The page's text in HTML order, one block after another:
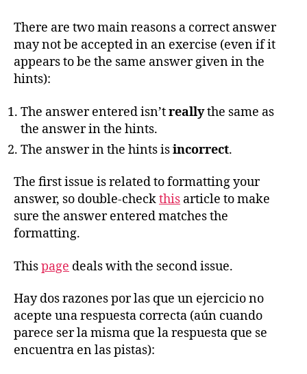
There are two main reasons a correct answer
may not be accepted in an exercise (even if it
appears to be the same answer given in the
hints):
The answer entered isn’treallythe same as
the answer in the hints.
The answer in the hints isincorrect.
The first issue is related to formatting your
answer, so double-checkthis article to make
sure the answer entered matches the
formatting.
Thispage deals with the second issue.
Hay dos razones por las que un ejercicio no
acepte una respuesta correcta (aún cuando
parece ser la misma que la respuesta que se
encuentra en las pistas):